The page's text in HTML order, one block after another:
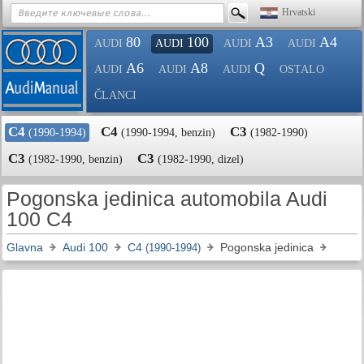
Hrvatski
AUDI 80 AUDI 100 AUDI A3 AUDI A4
AUDI A6 AUDI A8 AUDI Q OSTALO
ČLANCI
C4 (1990-1994) C4 (1990-1994, benzin) C3 (1982-1990)
C3 (1982-1990, benzin) C3 (1982-1990, dizel)
Pogonska jedinica automobila Audi
100 C4
Glavna Audi 100 C4 (1990-1994) Pogonska jedinica